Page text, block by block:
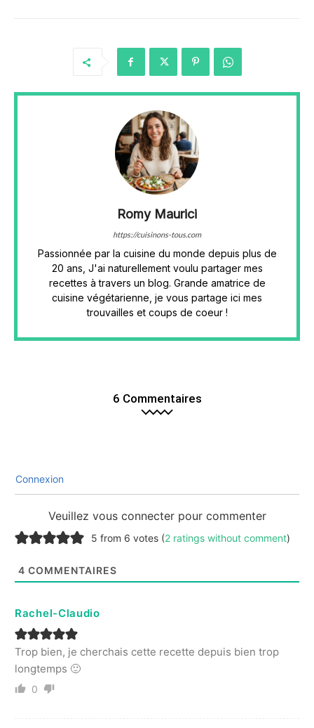
Romy Maurici
https://cuisinons-tous.com
Passionnée par la cuisine du monde depuis plus de
20 ans, J'ai naturellement voulu partager mes
recettes à travers un blog. Grande amatrice de
cuisine végétarienne, je vous partage ici mes
trouvailles et coups de coeur !
6 Commentaires
Connexion
Veuillez vous connecter pour commenter
5 from 6 votes (2 ratings without comment)
4 COMMENTAIRES
Rachel-Claudio
Trop bien, je cherchais cette recette depuis bien trop
longtemps 🙂
0